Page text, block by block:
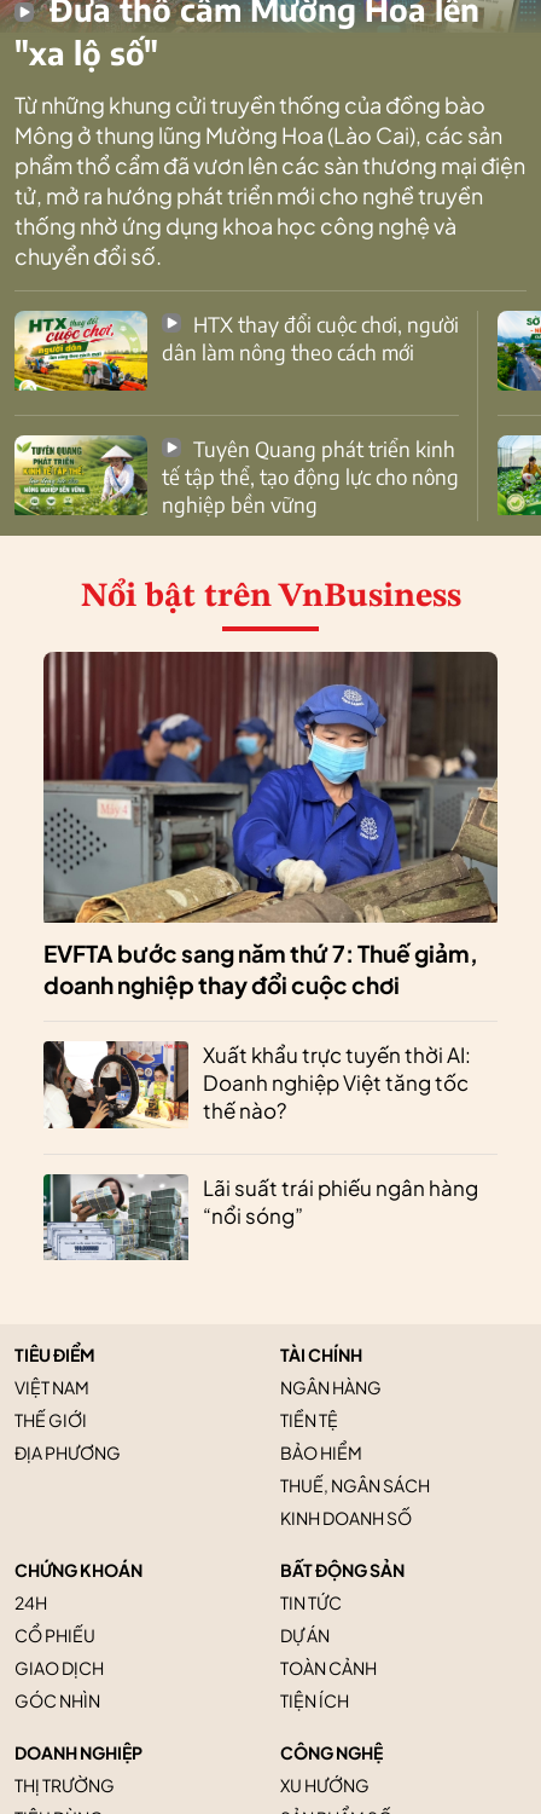
Đưa thổ cẩm Mường Hoa lên
"xa lộ số"
Từ những khung cửi truyền thống của đồng bào
Mông ở thung lũng Mường Hoa (Lào Cai), các sản
phẩm thổ cẩm đã vươn lên các sàn thương mại điện
tử, mở ra hướng phát triển mới cho nghề truyền
thống nhờ ứng dụng khoa học công nghệ và
chuyển đổi số.
dân làm nông theo cách mới
tế tập thể, tạo động lực cho nông
nghiệp bền vững
Nổi bật trên VnBusiness
EVFTA bước sang năm thứ 7: Thuế giảm,
doanh nghiệp thay đổi cuộc chơi
Xuất khẩu trực tuyến thời AI:
Doanh nghiệp Việt tăng tốc
thế nào?
Lãi suất trái phiếu ngân hàng
“nổi sóng”
TIÊU ĐIỂM
VIỆT NAM
THẾ GIỚI
ĐỊA PHƯƠNG
TÀI CHÍNH
NGÂN HÀNG
TIỀN TỆ
BẢO HIỂM
THUẾ, NGÂN SÁCH
KINH DOANH SỐ
CHỨNG KHOÁN
24H
CỔ PHIẾU
GIAO DỊCH
GÓC NHÌN
BẤT ĐỘNG SẢN
TIN TỨC
DỰ ÁN
TOÀN CẢNH
TIỆN ÍCH
DOANH NGHIỆP
THỊ TRƯỜNG
CÔNG NGHỆ
XU HƯỚNG